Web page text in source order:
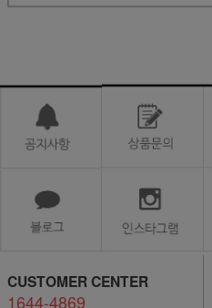
CUSTOMER CENTER
1644-4869